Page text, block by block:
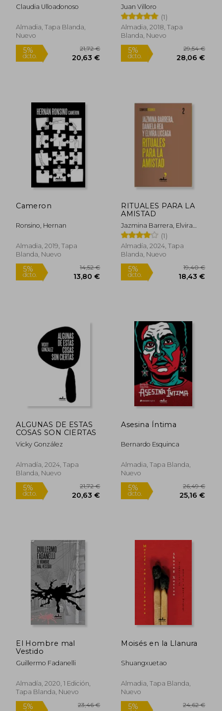
20,63 €
5%
dcto.
Rápido
Claudia Ulloadonoso
Almadia, Tapa Blanda,
Nuevo
5%
20,63 €
Juan Villoro
(1)
Almadia, 2018, Tapa
Blanda, Nuevo
5%
dcto.
Cameron
Ronsino, Hernan
Almadia, 2019, Tapa
Blanda, Nuevo
RITUALES PARA LA
AMISTAD
Jazmina Barrera, Elvira
Liceaga Y Daniela Rea.
(1)
Almadía, 2024, Tapa
Blanda, Nuevo
ALGUNAS DE ESTAS
COSAS SON CIERTAS
Vicky González
Almadía, 2024, Tapa
Blanda, Nuevo
Asesina Íntima
Bernardo Esquinca
Almadia, Tapa Blanda,
Nuevo
El Hombre mal
Vestido
Guillermo Fadanelli
Almadía, 2020, 1 Edición,
Tapa Blanda, Nuevo
Moisés en la Llanura
Shuangxuetao
Almadia, Tapa Blanda,
Nuevo